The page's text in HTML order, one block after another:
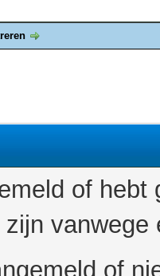
of
of